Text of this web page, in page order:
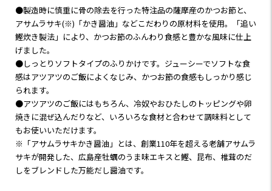
醤油 45g
何年もお家で愛用中の「ア
サムラサキ製かき醤油」を使
ったおかかふりかけに絶賛
ハマり中✨
しっとりソフトタイプで、ア
ツアツご飯にめっちゃよく
なじんで、
かき醤油のまろやかな味わ
い。
鰹節の食感もしっかりと感
どちらも特注品の薩摩産か
つお節を使用していて、
「素直な、おかか。」は本
(※1)」のいりごま、
「素直な、おかか。」かき
醤油は「アサムラサキ」
(※2)のかき醤油など
こだわりの原料が使われてい
るんです。
※1 安政5年創業のごま油の
老舗「かどや製油株式会
社」
●製造時に慎重に骨の除去を行った特注品の薩摩産のかつお節と、
アサムラサキ(※)「かき醤油」などこだわりの原材料を使用。「追い
鰹炊き製法」により、かつお節のふんわり食感と豊かな風味に仕上
げました。
●しっとりソフトタイプのふりかけです。ジューシーでソフトな食
感はアツアツのご飯によくなじみ、かつお節の食感もしっかり感じ
られます。
●アツアツのご飯にはもちろん、冷奴やおひたしのトッピングや卵
焼きに混ぜ込んだりなど、いろいろな食材と合わせて調味料として
もお使いいただけます。
※「アサムラサキかき醤油」とは、創業110年を超える老舗アサムラ
サキが開発した、広島産牡蠣のうま味エキスと鰹、昆布、椎茸のだ
しをブレンドした万能だし醤油です。